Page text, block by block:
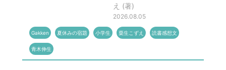
え (著)
2026.08.05
Gakken 夏休みの宿題 小学生 粟生こずえ 読書感想文
青木伸生